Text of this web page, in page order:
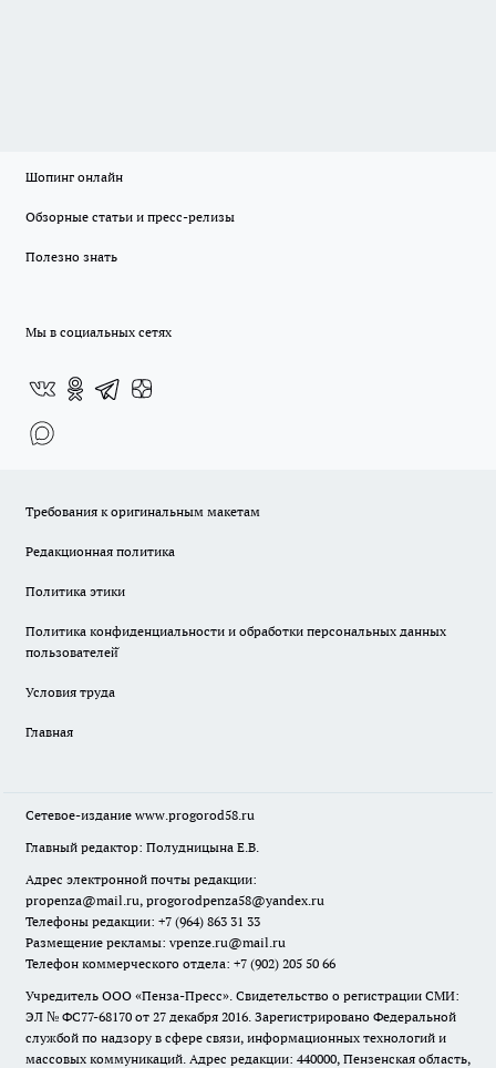
Шопинг онлайн
Обзорные статьи и пресс-релизы
Полезно знать
Мы в социальных сетях
Требования к оригинальным макетам
Редакционная политика
Политика этики
Политика конфиденциальности и обработки персональных данных
пользователей̆
Условия труда
Главная
Сетевое-издание www.progorod58.ru
Главный редактор: Полудницына Е.В.
Адрес электронной почты редакции:
propenza@mail.ru, progorodpenza58@yandex.ru
Телефоны редакции: +7 (964) 863 31 33
Размещение рекламы: vpenze.ru@mail.ru
Телефон коммерческого отдела: +7 (902) 205 50 66
Учредитель ООО «Пенза-Пресс». Свидетельство о регистрации СМИ:
ЭЛ № ФС77-68170 от 27 декабря 2016. Зарегистрировано Федеральной
службой по надзору в сфере связи, информационных технологий и
массовых коммуникаций. Адрес редакции: 440000, Пензенская область,